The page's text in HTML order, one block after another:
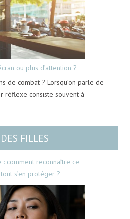
ou plus d’attention ?
de combat ? Lorsqu’on parle de
réflexe consiste souvent à
FILLES
: comment reconnaître ce
s’en protéger ?